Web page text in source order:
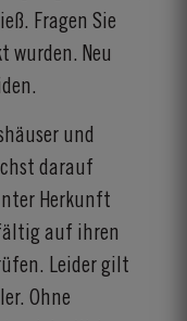
Fragen Sie
wurden. Neu
und
darauf
Herkunft
auf ihren
Leider gilt
Ohne